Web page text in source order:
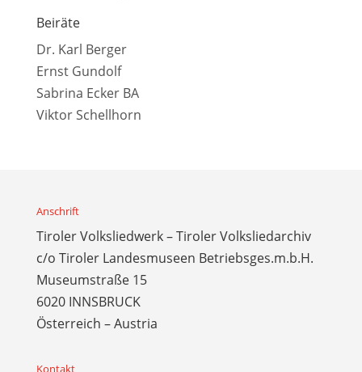
Beiräte
Dr. Karl Berger
Ernst Gundolf
Sabrina Ecker BA
Viktor Schellhorn
Anschrift
Tiroler Volksliedwerk – Tiroler Volksliedarchiv
c/o Tiroler Landesmuseen Betriebsges.m.b.H.
Museumstraße 15
6020 INNSBRUCK
Österreich – Austria
Kontakt